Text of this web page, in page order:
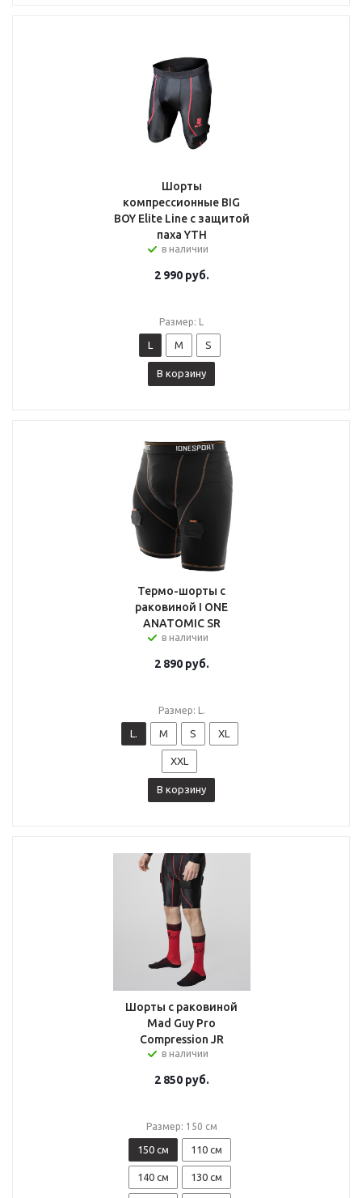
Шорты
компрессионные BIG
BOY Elite Line с защитой
паха YTH
в наличии
2 990руб.
Размер: L
L M S
В корзину
Термо-шорты с
раковиной I ONE
ANATOMIC SR
в наличии
2 890руб.
Размер: L.
L. M S XL
XXL
В корзину
Шорты с раковиной
Mad Guy Pro
Compression JR
в наличии
2 850руб.
Размер: 150 см
150 см 110 см
140 см 130 см